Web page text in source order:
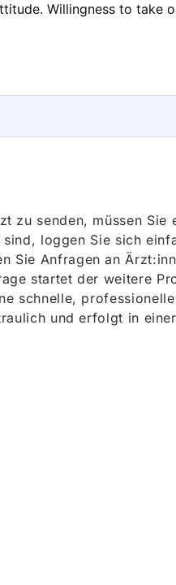
Willingness to take
zu senden, müssen
loggen Sie sich
Sie Anfragen an
startet der weitere
schnelle,
und erfolgt in